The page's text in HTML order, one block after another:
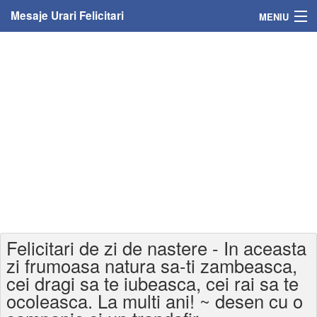
Mesaje Urari Felicitari MENIU
Felicitari varsta
Felicitari zilele anului
Felicitari de zi de nastere - In aceasta
zi frumoasa natura sa-ti zambeasca,
cei dragi sa te iubeasca, cei rai sa te
ocoleasca. La multi ani! ~ desen cu o